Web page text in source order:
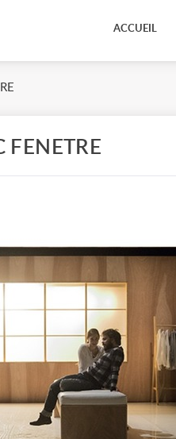
ACCUEIL
FENETRE